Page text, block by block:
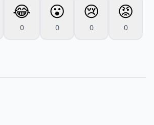
😂
0
😮
0
😢
0
😡
0